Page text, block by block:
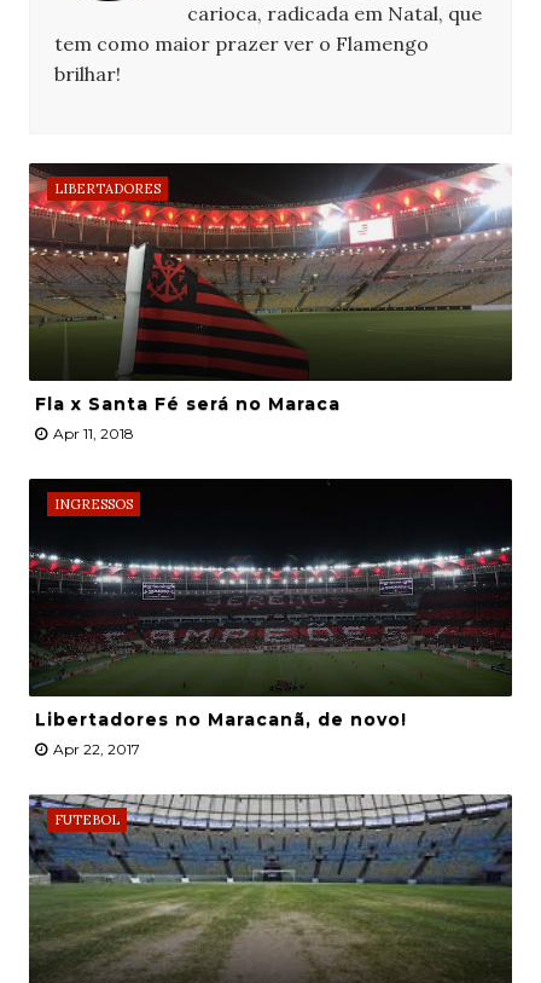
carioca, radicada em Natal, que
tem como maior prazer ver o Flamengo
brilhar!
LIBERTADORES
Fla x Santa Fé será no Maraca
Apr 11, 2018
INGRESSOS
Libertadores no Maracanã, de novo!
Apr 22, 2017
FUTEBOL